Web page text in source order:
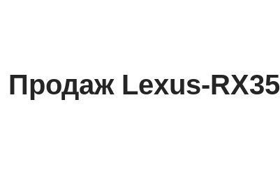
Продаж Lexus-